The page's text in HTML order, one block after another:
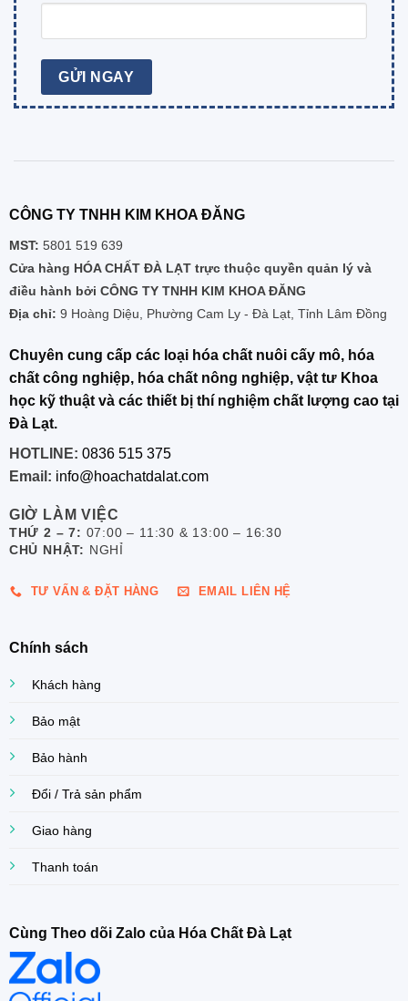
CÔNG TY TNHH KIM KHOA ĐĂNG
MST: 5801 519 639
Cửa hàng HÓA CHẤT ĐÀ LẠT trực thuộc quyền quản lý và
điều hành bởi CÔNG TY TNHH KIM KHOA ĐĂNG
Địa chỉ: 9 Hoàng Diệu, Phường Cam Ly - Đà Lạt, Tỉnh Lâm Đồng
Chuyên cung cấp các loại hóa chất nuôi cấy mô, hóa
chất công nghiệp, hóa chất nông nghiệp, vật tư Khoa
học kỹ thuật và các thiết bị thí nghiệm chất lượng cao tại
Đà Lạt.
HOTLINE: 0836 515 375
Email: info@hoachatdalat.com
GIỜ LÀM VIỆC
THỨ 2 – 7: 07:00 – 11:30 & 13:00 – 16:30
CHỦ NHẬT: NGHỈ
TƯ VẤN & ĐẶT HÀNG EMAIL LIÊN HỆ
Chính sách
Khách hàng
Bảo mật
Bảo hành
Đổi / Trả sản phẩm
Giao hàng
Thanh toán
Cùng Theo dõi Zalo của Hóa Chất Đà Lạt